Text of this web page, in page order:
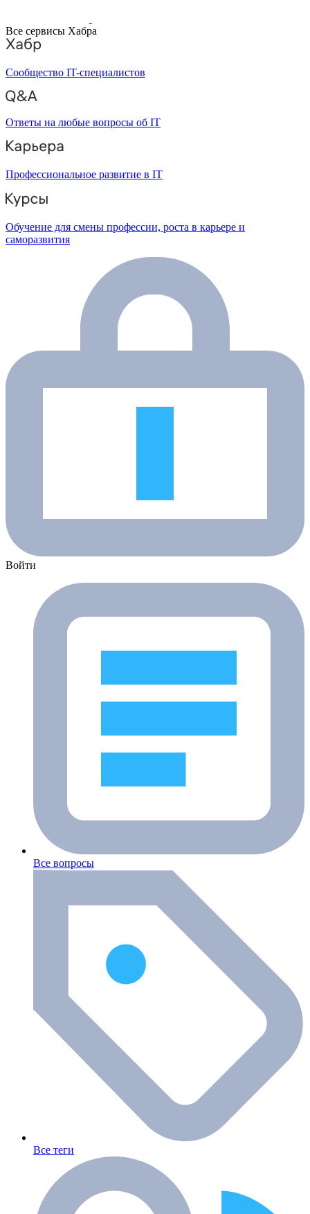
Все сервисы Хабра
Сообщество IT-специалистов
Ответы на любые вопросы об IT
Профессиональное развитие в IT
Обучение для смены профессии, роста в карьере и
саморазвития
Войти
Все вопросы
Все теги